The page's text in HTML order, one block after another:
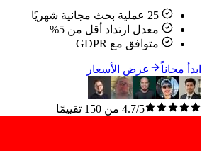
معدل ارتداد أقل من 5%
متوافق مع GDPR
ابدأ مجاناً عرض الأسعار
4.7/5 من 150 تقييمًا